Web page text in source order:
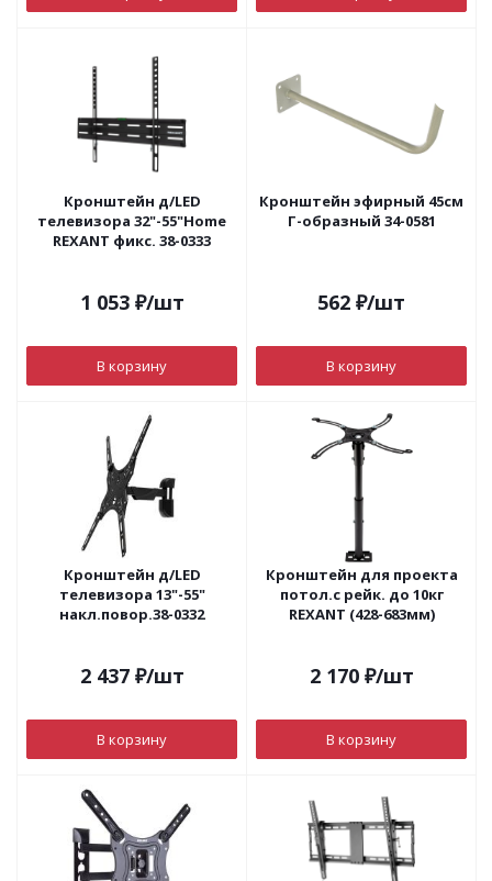
Кронштейн д/LED
телевизора 32"-55"Home
REXANT фикс. 38-0333
1 053₽/шт
В корзину
Кронштейн эфирный 45см
Г-образный 34-0581
562 ₽/шт
В корзину
Кронштейн д/LED
телевизора 13"-55"
накл.повор.38-0332
2 437₽/шт
В корзину
Кронштейн для проекта
потол.с рейк. до 10кг
REXANT (428-683мм)
2 170₽/шт
В корзину